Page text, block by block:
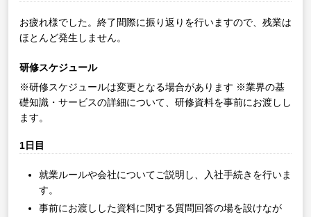
お疲れ様でした。終了間際に振り返りを行いますので、残業は
ほとんど発生しません。
研修スケジュール
※研修スケジュールは変更となる場合があります ※業界の基
礎知識・サービスの詳細について、研修資料を事前にお渡しし
ます。
1日目
就業ルールや会社についてご説明し、入社手続きを行いま
す。
事前にお渡しした資料に関する質問回答の場を設けなが